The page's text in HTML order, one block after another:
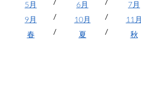
5月
6月 7月
9月
10月 11月
春
夏 秋